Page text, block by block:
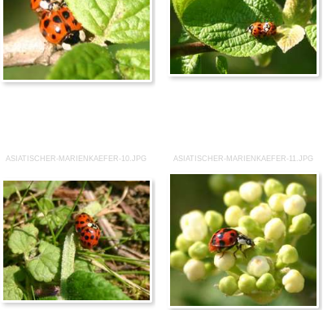
ASIATISCHER-MARIENKAEFER-10.JPG ASIATISCHER-MARIENKAEFER-11.JPG